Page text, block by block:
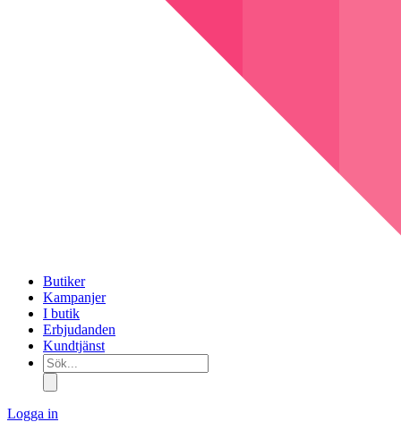
Butiker
Kampanjer
I butik
Erbjudanden
Kundtjänst
Sök...
Logga in